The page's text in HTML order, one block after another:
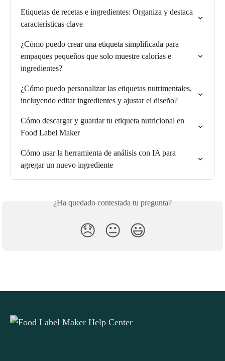
Etiquetas de recetas e ingredientes: Organiza y destaca
características clave
¿Cómo puedo crear una etiqueta simplificada para
empaques pequeños que solo muestre calorías e
ingredientes?
¿Cómo puedo personalizar las etiquetas nutrimentales,
incluyendo editar ingredientes y ajustar el diseño?
Cómo descargar y guardar tu etiqueta nutricional en
Food Label Maker
Cómo usar la herramienta de análisis con IA para
agregar un nuevo ingrediente
¿Ha quedado contestada tu pregunta?
😞 😐 😃